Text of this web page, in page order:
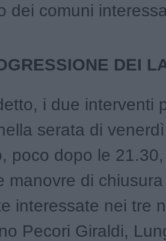
dei comuni
DEI
i due interventi
serata di
poco dopo le
manovre di
interessate nei tre
Pecori Giraldi,